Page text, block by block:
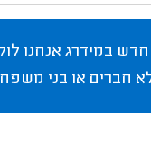
במידרג אנחנו
חברים או בני